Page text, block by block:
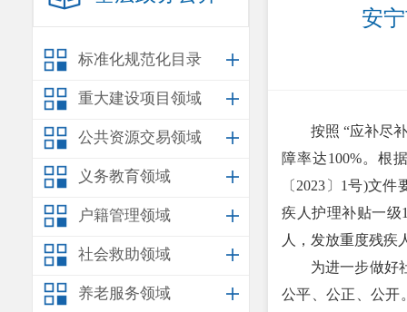
标准化规范化目录
重大建设项目领域
公共资源交易领域
义务教育领域
户籍管理领域
社会救助领域
养老服务领域
安
按照 “应补尽
障率达100%。根
〔2023〕1号)文
疾人护理补贴一级
人，发放重度残疾
为进一步做好社
公平、公正、公开